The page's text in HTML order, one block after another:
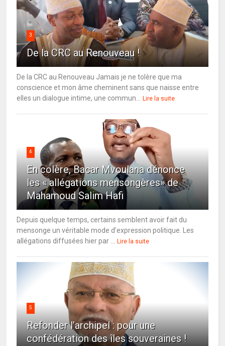
3
De la CRC au Renouveau !
De la CRC au Renouveau Jamais je ne tolère que ma
conscience et mon âme cheminent sans que naisse entre
elles un dialogue intime, une commun... Lire la suite
4
En colère, Bacar Mvoulana dénonce
les « allégations mensongères» de
Mahamoud Salim Hafi
Depuis quelque temps, certains semblent avoir fait du
mensonge un véritable mode d’expression politique. Les
allégations diffusées hier par ... Lire la suite
5
Refonder l’archipel : pour une
confédération des îles souveraines !